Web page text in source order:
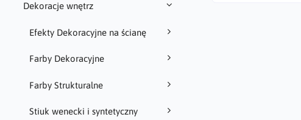
Dekoracje wnętrz
Efekty Dekoracyjne na ścianę
Farby Dekoracyjne
Farby Strukturalne
Stiuk wenecki i syntetyczny